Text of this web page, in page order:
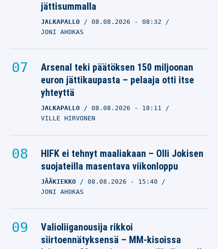
jättisummalla
JALKAPALLO 08.08.2026 - 08:32
JONI AHOKAS
Arsenal teki päätöksen 150 miljoonan
euron jättikaupasta – pelaaja otti itse
yhteyttä
JALKAPALLO 08.08.2026 - 18:11
VILLE HIRVONEN
HIFK ei tehnyt maaliakaan – Olli Jokisen
suojateilla masentava viikonloppu
JÄÄKIEKKO 08.08.2026 - 15:40
JONI AHOKAS
Valioliiganousija rikkoi
siirtoennätyksensä – MM-kisoissa